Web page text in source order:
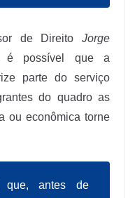
de Direito Jorge
é possível que a
parte do serviço
do quadro as
ou econômica torne
que, antes de